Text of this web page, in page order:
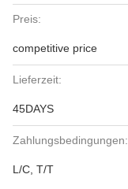
Preis:
competitive price
Lieferzeit:
45DAYS
Zahlungsbedingungen:
L/C, T/T